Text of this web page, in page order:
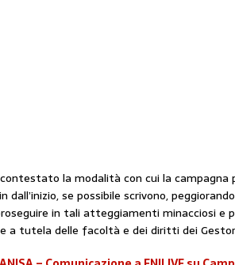
la modalità con cui la
dall’inizio, se possibile scrivono,
in tali atteggiamenti minacciosi e
a tutela delle facoltà e dei diritti dei